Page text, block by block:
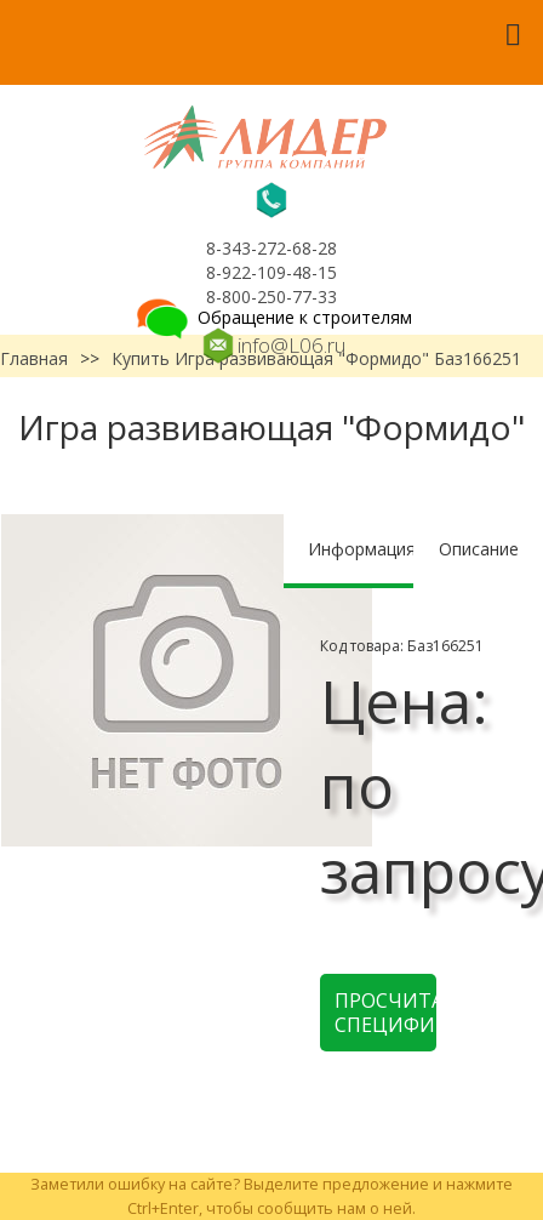
8-343-272-68-28
8-922-109-48-15
8-800-250-77-33
info@L06.ru
Обращение к строителям
Главная
>> Купить Игра развивающая "Формидо" Баз166251
Игра развивающая "Формидо"
Информация Описание
Код товара: Баз166251
Цена:
по
ПРОСЧИТАТЬ
СПЕЦИФИКАЦИЮ
Заметили ошибку на сайте? Выделите предложение и нажмите
Ctrl+Enter, чтобы сообщить нам о ней.